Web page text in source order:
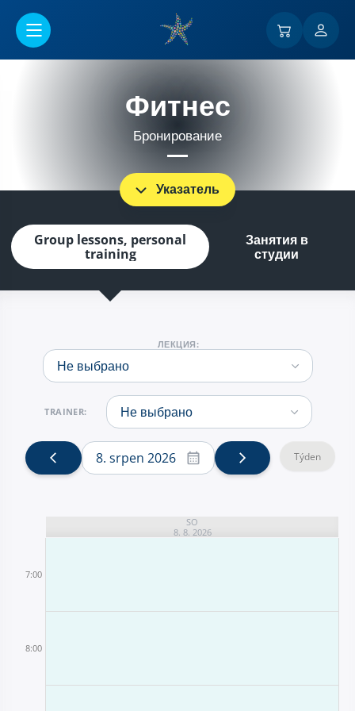
Фитнес
Бронирование
Указатель
Group lessons, personal
training
Занятия в
студии
ЛЕКЦИЯ:
TRAINER:
Týden
8. srpen 2026
SO
8. 8. 2026
7:00
8:00